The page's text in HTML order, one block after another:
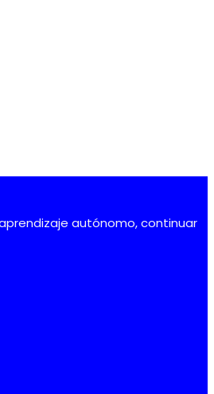
autónomo, continuar